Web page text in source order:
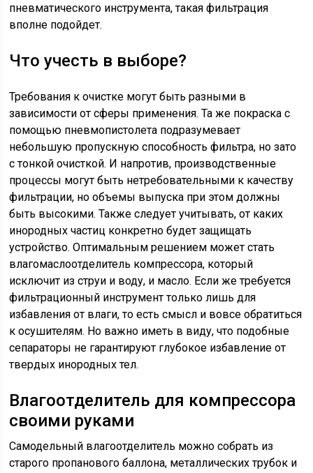
пневматического инструмента, такая фильтрация
вполне подойдет.
Что учесть в выборе?
Требования к очистке могут быть разными в
зависимости от сферы применения. Та же покраска с
помощью пневмопистолета подразумевает
небольшую пропускную способность фильтра, но зато
с тонкой очисткой. И напротив, производственные
процессы могут быть нетребовательными к качеству
фильтрации, но объемы выпуска при этом должны
быть высокими. Также следует учитывать, от каких
инородных частиц конкретно будет защищать
устройство. Оптимальным решением может стать
влагомаслоотделитель компрессора, который
исключит из струи и воду, и масло. Если же требуется
фильтрационный инструмент только лишь для
избавления от влаги, то есть смысл и вовсе обратиться
к осушителям. Но важно иметь в виду, что подобные
сепараторы не гарантируют глубокое избавление от
твердых инородных тел.
Влагоотделитель для компрессора
своими руками
Самодельный влагоотделитель можно собрать из
старого пропанового баллона, металлических трубок и